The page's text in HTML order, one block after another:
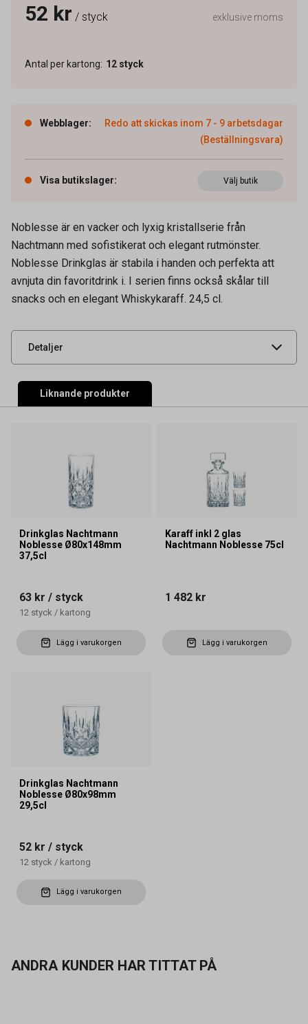
52 kr / styck exklusive moms
Antal per kartong: 12 styck
Webblager:
Redo att skickas inom 7 - 9 arbetsdagar
(Beställningsvara)
Visa butikslager: Välj butik
Noblesse är en vacker och lyxig kristallserie från
Nachtmann med sofistikerat och elegant rutmönster.
Noblesse Drinkglas är stabila i handen och perfekta att
avnjuta din favoritdrink i. I serien finns också skålar till
snacks och en elegant Whiskykaraff. 24,5 cl.
Detaljer
Artikelnummer 66030024
Tidigare artikelnummer 31952
Leverantörens
UNSPSC 52152102
Liknande produkter
Drinkglas Nachtmann
Noblesse Ø80x148mm
37,5cl
63 kr / styck
12 styck / kartong
Lägg i varukorgen
Karaff inkl 2 glas
Nachtmann Noblesse 75cl
1 482 kr
Lägg i varukorgen
Drinkglas Nachtmann
Noblesse Ø80x98mm
29,5cl
52 kr / styck
12 styck / kartong
Lägg i varukorgen
ANDRA KUNDER HAR TITTAT PÅ